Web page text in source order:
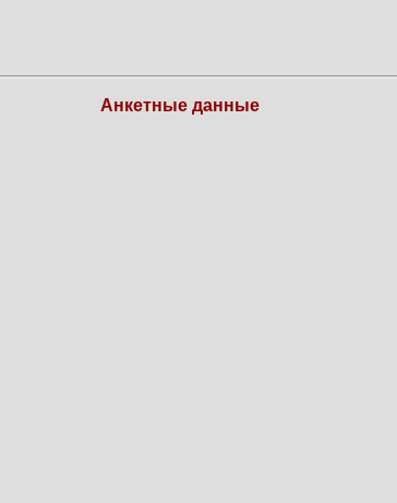
Анкетные данные